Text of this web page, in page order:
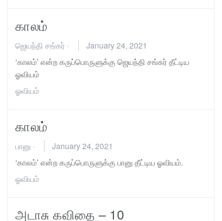
காலம்
ஜெயந்தி சங்கர் ·
January 24, 2021
‘காலம்’ என்ற கருப்பொருளுக்கு ஜெயந்தி சங்கர் தீட்டிய
ஓவியம்
ஓவியம்
காலம்
பானு ·
January 24, 2021
‘காலம்’ என்ற கருப்பொருளுக்கு பானு தீட்டிய ஓவியம்.
ஓவியம்
அடாசு கவிதை – 10